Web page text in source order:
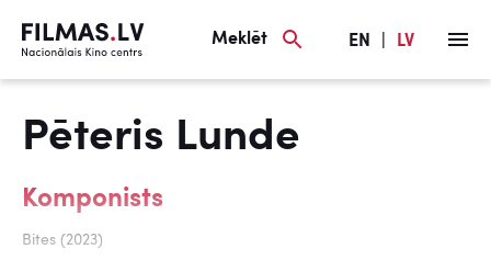
Meklēt EN LV
Pēteris Lunde
Komponists
Bites (2023)